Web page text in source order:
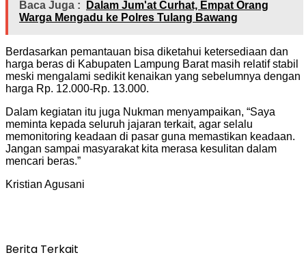
Baca Juga :
Dalam Jum'at Curhat, Empat Orang
Warga Mengadu ke Polres Tulang Bawang
Berdasarkan pemantauan bisa diketahui ketersediaan dan
harga beras di Kabupaten Lampung Barat masih relatif stabil
meski mengalami sedikit kenaikan yang sebelumnya dengan
harga Rp. 12.000-Rp. 13.000.
Dalam kegiatan itu juga Nukman menyampaikan, “Saya
meminta kepada seluruh jajaran terkait, agar selalu
memonitoring keadaan di pasar guna memastikan keadaan.
Jangan sampai masyarakat kita merasa kesulitan dalam
mencari beras.”
Kristian Agusani
Berita Terkait